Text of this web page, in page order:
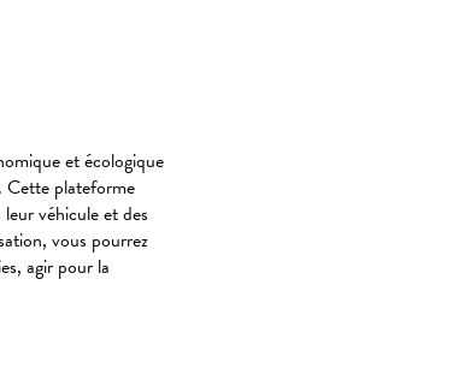
et écologique
Cette plateforme
véhicule et des
vous pourrez
agir pour la